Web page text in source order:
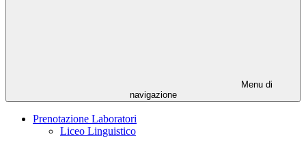
Menu di
navigazione
Prenotazione Laboratori
Liceo Linguistico